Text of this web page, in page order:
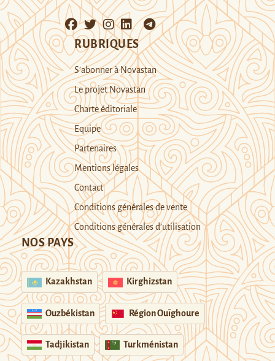
RUBRIQUES
S’abonner à Novastan
Le projet Novastan
Charte éditoriale
Equipe
Partenaires
Mentions légales
Contact
Conditions générales de vente
Conditions générales d’utilisation
NOS PAYS
Kazakhstan Kirghizstan
Ouzbékistan Région Ouïghoure
Tadjikistan Turkménistan